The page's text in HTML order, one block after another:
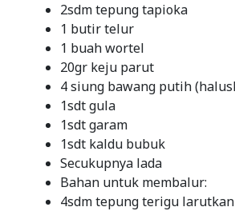
2sdm tepung tapioka
1 butir telur
1 buah wortel
20gr keju parut
4 siung bawang putih
1sdt gula
1sdt garam
1sdt kaldu bubuk
Secukupnya lada
Bahan untuk membalur:
4sdm tepung terigu